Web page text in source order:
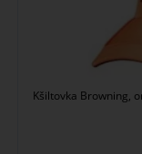
Kšiltovka Browning,